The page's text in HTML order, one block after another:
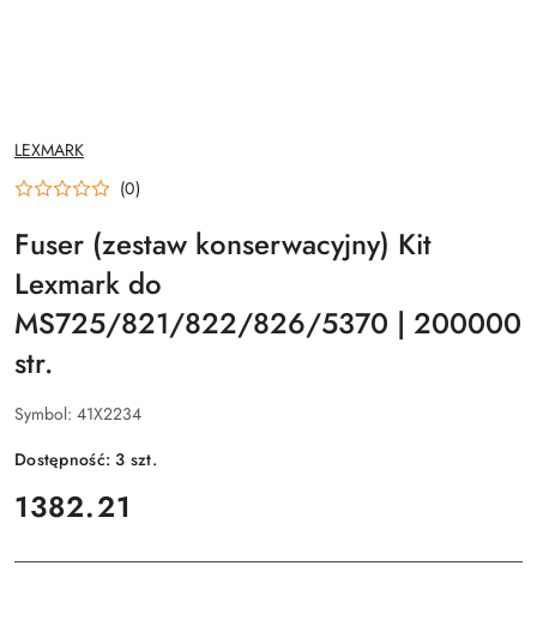
NAZWA
PRODUCENTA:
LEXMARK
(0)
Fuser (zestaw konserwacyjny) Kit
Lexmark do
MS725/821/822/826/5370 | 200000
str.
Symbol: 41X2234
Dostępność:3 szt.
cena:
1382.21